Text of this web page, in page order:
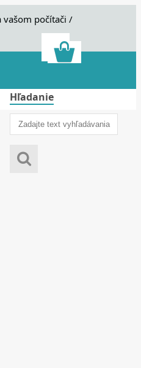
vašom počítači /
Hľadanie